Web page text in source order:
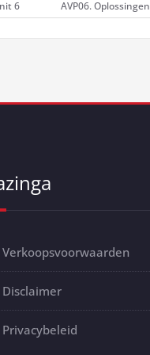
6 AVP06. Oplossingen
Verkoopsvoorwaarden
Disclaimer
Privacybeleid